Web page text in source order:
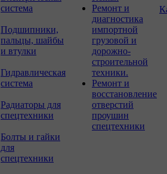
система
Подшипники,
пальцы, шайбы
и втулки
Гидравлическая
система
Радиаторы для
спецтехники
Болты и гайки
для
спецтехники
Ремонт и
диагностика
импортной
грузовой и
дорожно-
строительной
техники.
Ремонт и
восстановление
отверстий
проушин
спецтехники